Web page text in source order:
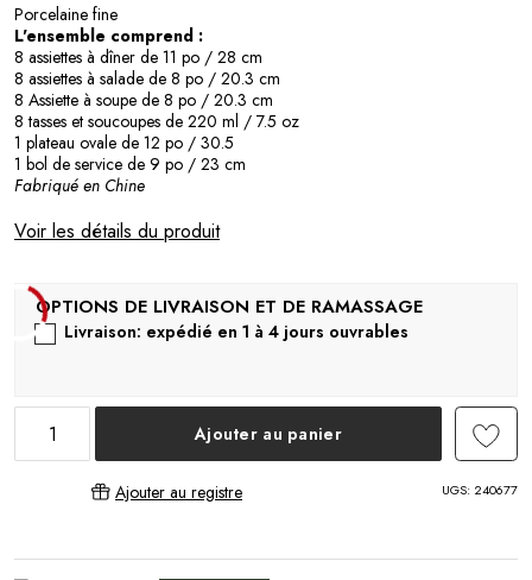
Porcelaine fine
L'ensemble comprend :
8 assiettes à dîner de 11 po / 28 cm
8 assiettes à salade de 8 po / 20.3 cm
8 Assiette à soupe de 8 po / 20.3 cm
8 tasses et soucoupes de 220 ml / 7.5 oz
1 plateau ovale de 12 po / 30.5
1 bol de service de 9 po / 23 cm
Fabriqué en Chine
Voir les détails du produit
Livraison: expédié en 1 à 4 jours ouvrables
Ajouter au panier
Ajouter au registre UGS: 240677